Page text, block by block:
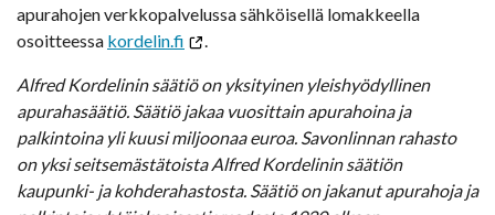
apurahojen verkkopalvelussa sähköisellä lomakkeella
osoitteessa kordelin.fi .
Alfred Kordelinin säätiö on yksityinen yleishyödyllinen
apurahasäätiö. Säätiö jakaa vuosittain apurahoina ja
palkintoina yli kuusi miljoonaa euroa. Savonlinnan rahasto
on yksi seitsemästätoista Alfred Kordelinin säätiön
kaupunki- ja kohderahastosta. Säätiö on jakanut apurahoja ja